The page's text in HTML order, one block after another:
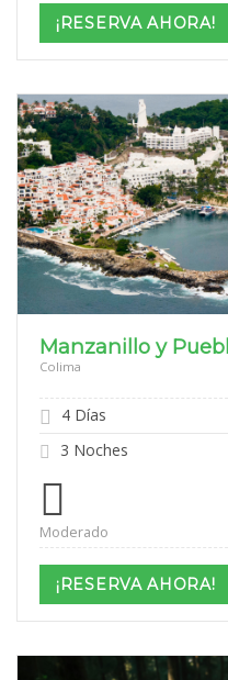
$999
through
$2,099
¡RESERVA AHORA!
Manzanillo y
Colima
4 Días
3 Noches
Moderado
¡RESERVA AHORA!